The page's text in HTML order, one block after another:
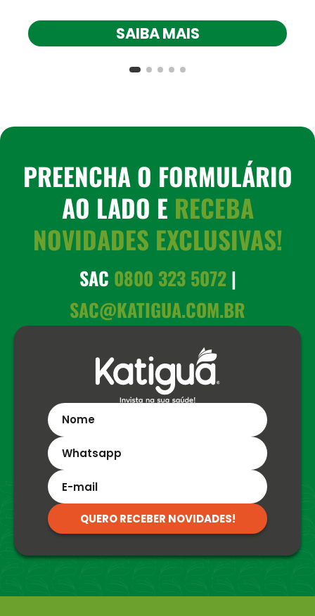
SAIBA MAIS
PREENCHA O FORMULÁRIO
AO LADO E RECEBA
NOVIDADES EXCLUSIVAS!
SAC 0800 323 5072|
SAC@KATIGUA.COM.BR
QUERO RECEBER NOVIDADES!